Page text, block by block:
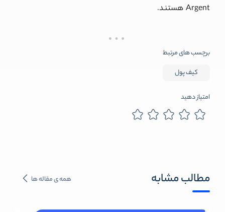
Argent هستند.
برچسب های مرتبط
کیف پول
امتیاز دهید
مطالب مشابه همه ی مقاله ها